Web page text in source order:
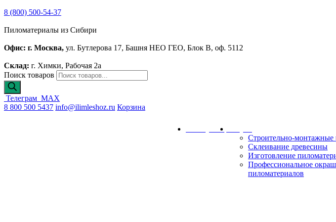
8 (800) 500-54-37
Пиломатериалы из Сибири
Офис: г. Москва, ул. Бутлерова 17, Башня НЕО ГЕО, Блок В, оф. 5112
Склад: г. Химки, Рабочая 2а
Поиск товаров
Телеграм MAX
8 800 500 5437 info@ilimleshoz.ru Корзина
Калькулятор
Строительно-монтажные
Склеивание древесины
Изготовление
Профессиональное
пиломатериалов